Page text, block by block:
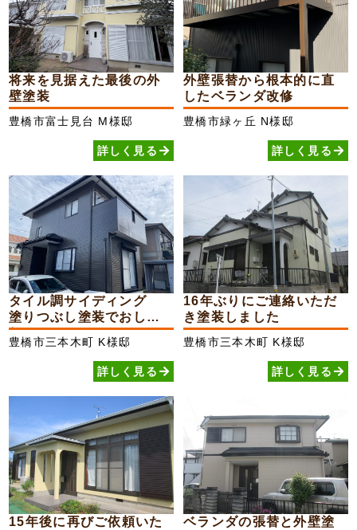
将来を見据えた最後の外
壁塗装
豊橋市富士見台 M様邸
詳しく見る
外壁張替から根本的に直
したベランダ改修
豊橋市緑ヶ丘 N様邸
詳しく見る
タイル調サイディング
塗りつぶし塗装でおしゃ
れ...
豊橋市三本木町 K様邸
詳しく見る
16年ぶりにご連絡いただ
き塗装しました
豊橋市三本木町 K様邸
詳しく見る
15年後に再びご依頼いた
ベランダの張替と外壁塗